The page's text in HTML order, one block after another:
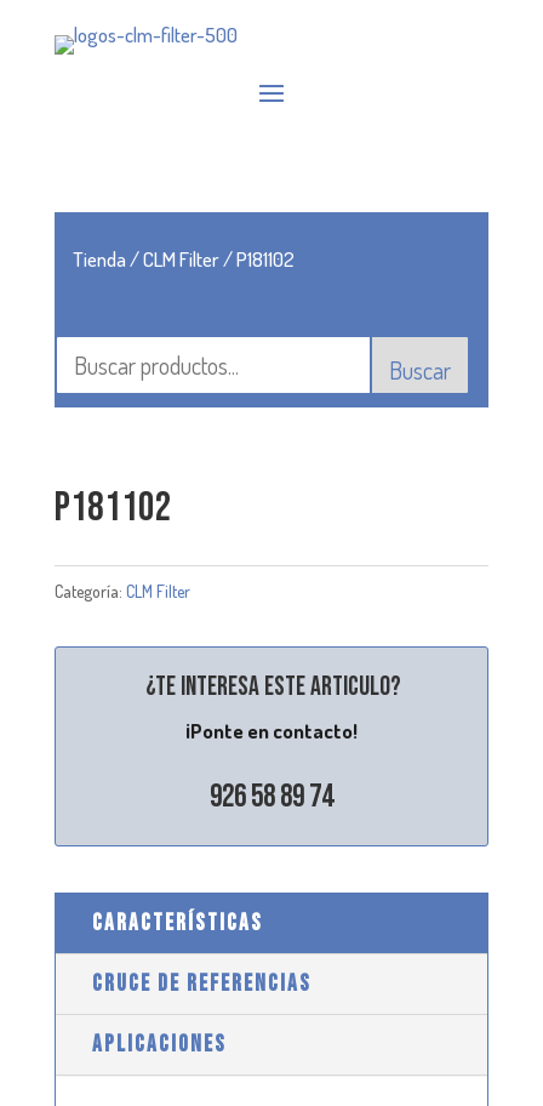
Tienda/CLM Filter/ P181102
Buscar
P181102
Categoría: CLM Filter
¿Te interesa este articulo?
¡Ponte en contacto!
926 58 89 74
CARACTERÍSTICAS
CRUCE DE REFERENCIAS
APLICACIONES